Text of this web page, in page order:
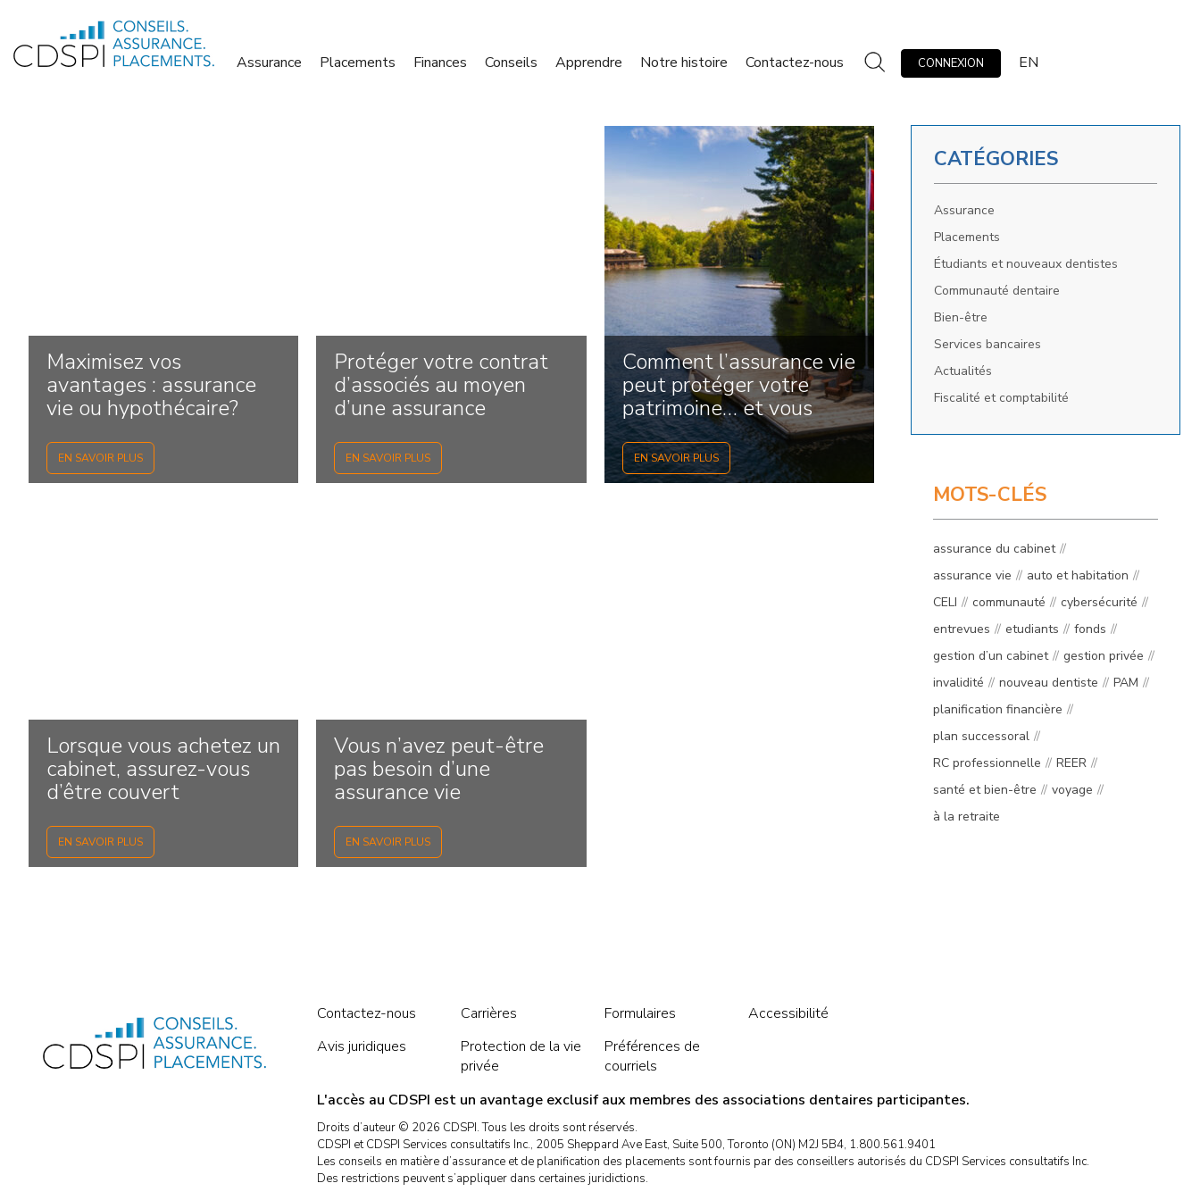
content
Assurance Placements Finances Conseils Apprendre Notre histoire Contactez-nous CONNEXION EN
Maximisez vos
avantages : assurance
vie ou hypothécaire?
EN SAVOIR PLUS
Protéger votre contrat
d’associés au moyen
d’une assurance
EN SAVOIR PLUS
Comment l’assurance vie
peut protéger votre
patrimoine… et vous
aider à...
EN SAVOIR PLUS
Lorsque vous achetez un
cabinet, assurez-vous
d’être couvert
EN SAVOIR PLUS
Vous n’avez peut-être
pas besoin d’une
assurance vie
EN SAVOIR PLUS
CATÉGORIES
Assurance
Placements
Étudiants et nouveaux dentistes
Communauté dentaire
Bien-être
Services bancaires
Actualités
Fiscalité et comptabilité
MOTS-CLÉS
assurance du cabinet
assurance vie
auto et habitation
CELI
communauté
cybersécurité
entrevues
etudiants
fonds
gestion d’un cabinet
gestion privée
invalidité
nouveau dentiste
PAM
planification financière
plan successoral
RC professionnelle
REER
santé et bien-être
voyage
à la retraite
Contactez-nous Carrières Formulaires
Accessibilité
Avis juridiques
Protection de la vie
privée
Préférences de
courriels
L'accès au CDSPI est un avantage exclusif aux membres des associations dentaires participantes.
Droits d’auteur © 2026 CDSPI. Tous les droits sont réservés.
CDSPI et CDSPI Services consultatifs Inc., 2005 Sheppard Ave East, Suite 500, Toronto (ON) M2J 5B4, 1.800.561.9401
Les conseils en matière d’assurance et de planification des placements sont fournis par des conseillers autorisés du CDSPI Services consultatifs Inc.
Des restrictions peuvent s’appliquer dans certaines juridictions.